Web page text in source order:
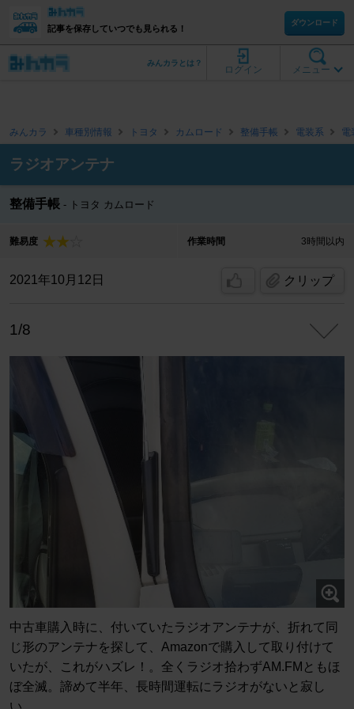
記事を保存していつでも見られる！
ダウンロード
メニュー
ログイン
みんカラとは？
みんカラ 車種別情報 トヨタ カムロード 整備手帳 電装系 電
ラジオアンテナ
整備手帳 トヨタ カムロード
難易度 作業時間 3時間以内
2021年10月12日 クリップ
1/8
中古車購入時に、付いていたラジオアンテナが、折れて同
じ形のアンテナを探して、Amazonで購入して取り付けて
いたが、これがハズレ！。全くラジオ拾わずAM.FMともほ
ぼ全滅。諦めて半年、長時間運転にラジオがないと寂し